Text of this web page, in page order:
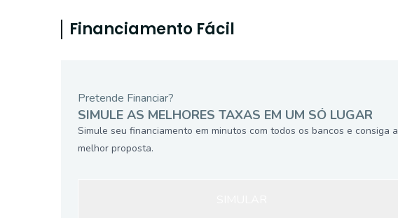
Financiamento Fácil
Pretende Financiar?
SIMULE AS MELHORES TAXAS EM UM SÓ LUGAR
Simule seu financiamento em minutos com todos os bancos e consiga a
melhor proposta.